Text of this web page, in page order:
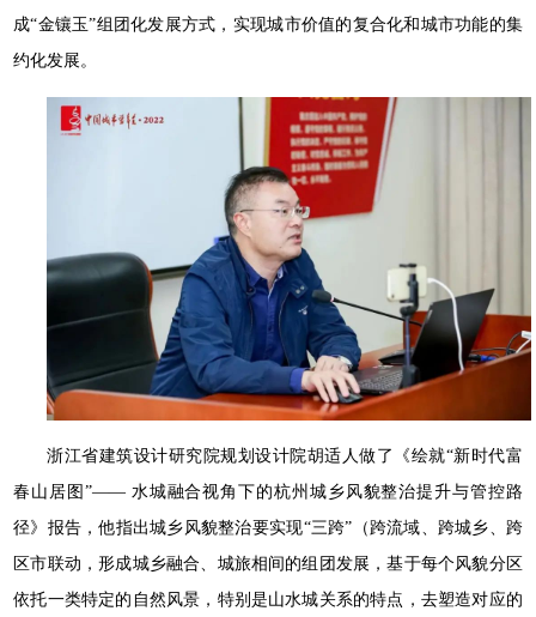
成“金镶玉”组团化发展方式，实现城市价值的复合化和城市功能的集
约化发展。
浙江省建筑设计研究院规划设计院胡适人做了《绘就“新时代富
春山居图”—— 水城融合视角下的杭州城乡风貌整治提升与管控路
径》报告，他指出城乡风貌整治要实现“三跨”（跨流域、跨城乡、跨
区市联动，形成城乡融合、城旅相间的组团发展，基于每个风貌分区
依托一类特定的自然风景，特别是山水城关系的特点，去塑造对应的